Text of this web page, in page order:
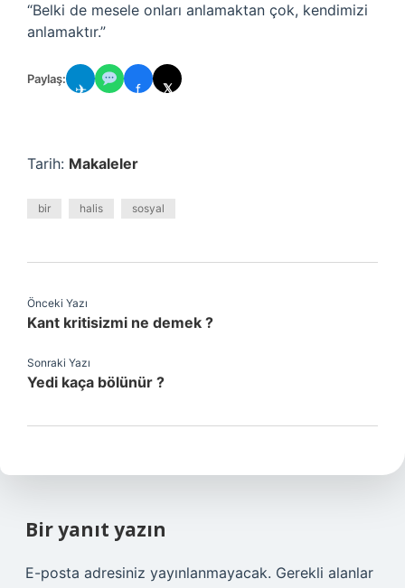
“Belki de mesele onları anlamaktan çok, kendimizi
anlamaktır.”
Paylaş:
✈ f 𝕏
Tarih: Makaleler
bir halis sosyal
Önceki Yazı
Kant kritisizmi ne demek ?
Sonraki Yazı
Yedi kaça bölünür ?
Bir yanıt yazın
E-posta adresiniz yayınlanmayacak. Gerekli alanlar